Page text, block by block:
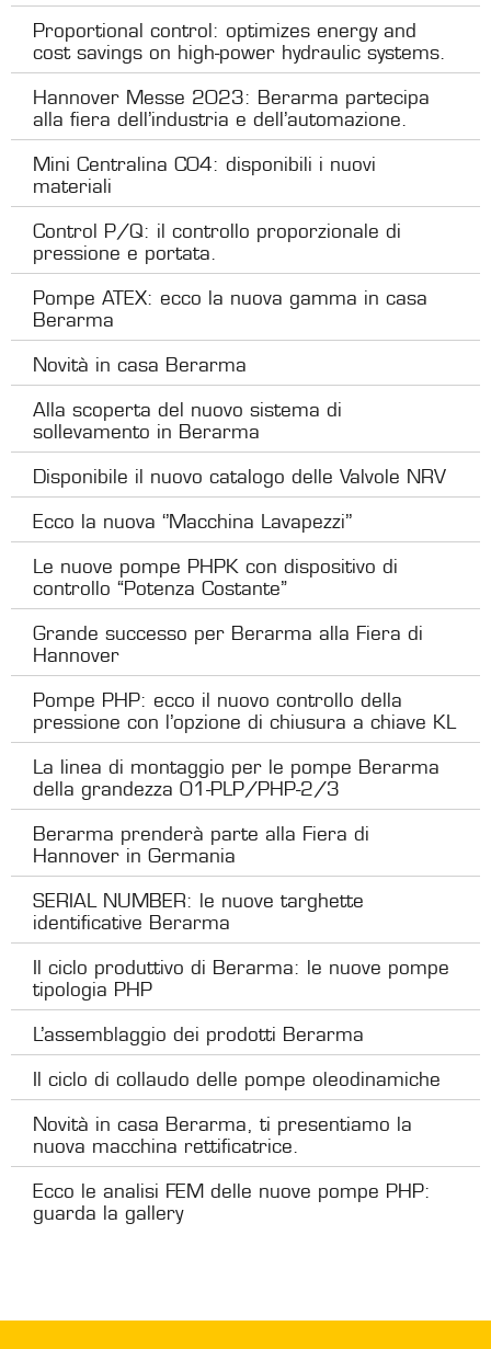
Proportional control: optimizes energy and
cost savings on high-power hydraulic systems.
Hannover Messe 2023: Berarma partecipa
alla fiera dell’industria e dell’automazione.
Mini Centralina C04: disponibili i nuovi
materiali
Control P/Q: il controllo proporzionale di
pressione e portata.
Pompe ATEX: ecco la nuova gamma in casa
Berarma
Novità in casa Berarma
Alla scoperta del nuovo sistema di
sollevamento in Berarma
Disponibile il nuovo catalogo delle Valvole NRV
Ecco la nuova ‘’Macchina Lavapezzi’’
Le nuove pompe PHPK con dispositivo di
controllo “Potenza Costante”
Grande successo per Berarma alla Fiera di
Hannover
Pompe PHP: ecco il nuovo controllo della
pressione con l’opzione di chiusura a chiave KL
La linea di montaggio per le pompe Berarma
della grandezza 01-PLP/PHP-2/3
Berarma prenderà parte alla Fiera di
Hannover in Germania
SERIAL NUMBER: le nuove targhette
identificative Berarma
Il ciclo produttivo di Berarma: le nuove pompe
tipologia PHP
L’assemblaggio dei prodotti Berarma
Il ciclo di collaudo delle pompe oleodinamiche
Novità in casa Berarma, ti presentiamo la
nuova macchina rettificatrice.
Ecco le analisi FEM delle nuove pompe PHP:
guarda la gallery